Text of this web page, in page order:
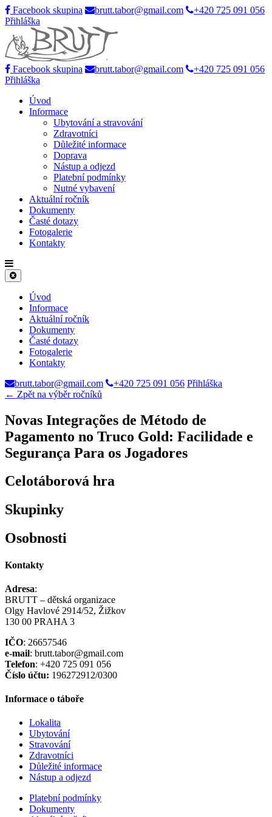
Facebook skupina brutt.tabor@gmail.com
+420 725 091 056
Přihláška
Facebook skupina brutt.tabor@gmail.com
+420 725 091 056
Přihláška
Úvod
Informace
Ubytování a stravování
Zdravotníci
Důležité informace
Doprava
Nástup a odjezd
Platební podmínky
Nutné vybavení
Aktuální ročník
Dokumenty
Časté dotazy
Fotogalerie
Kontakty
Úvod
Informace
Aktuální ročník
Dokumenty
Časté dotazy
Fotogalerie
Kontakty
brutt.tabor@gmail.com
+420 725 091 056 Přihláška
← Zpět na výběr ročníků
Novas Integrações de Método de
Pagamento no Truco Gold: Facilidade e
Segurança Para os Jogadores
Celotáborová hra
Skupinky
Osobnosti
Kontakty
Adresa:
BRUTT – dětská organizace
Olgy Havlové 2914/52, Žižkov
130 00 PRAHA 3
IČO: 26657546
e-mail: brutt.tabor@gmail.com
Telefon: +420 725 091 056
Číslo účtu: 196272912/0300
Informace o táboře
Lokalita
Ubytování
Stravování
Zdravotníci
Důležité informace
Nástup a odjezd
Platební podmínky
Dokumenty